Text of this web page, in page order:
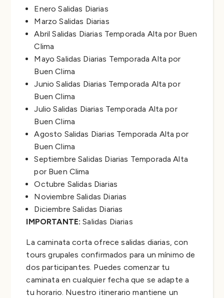
Enero Salidas Diarias
Marzo Salidas Diarias
Abril Salidas Diarias Temporada Alta por Buen
Clima
Mayo Salidas Diarias Temporada Alta por
Buen Clima
Junio Salidas Diarias Temporada Alta por
Buen Clima
Julio Salidas Diarias Temporada Alta por
Buen Clima
Agosto Salidas Diarias Temporada Alta por
Buen Clima
Septiembre Salidas Diarias Temporada Alta
por Buen Clima
Octubre Salidas Diarias
Noviembre Salidas Diarias
Diciembre Salidas Diarias
IMPORTANTE: Salidas Diarias
La caminata corta ofrece salidas diarias, con
tours grupales confirmados para un mínimo de
dos participantes. Puedes comenzar tu
caminata en cualquier fecha que se adapte a
tu horario. Nuestro itinerario mantiene un